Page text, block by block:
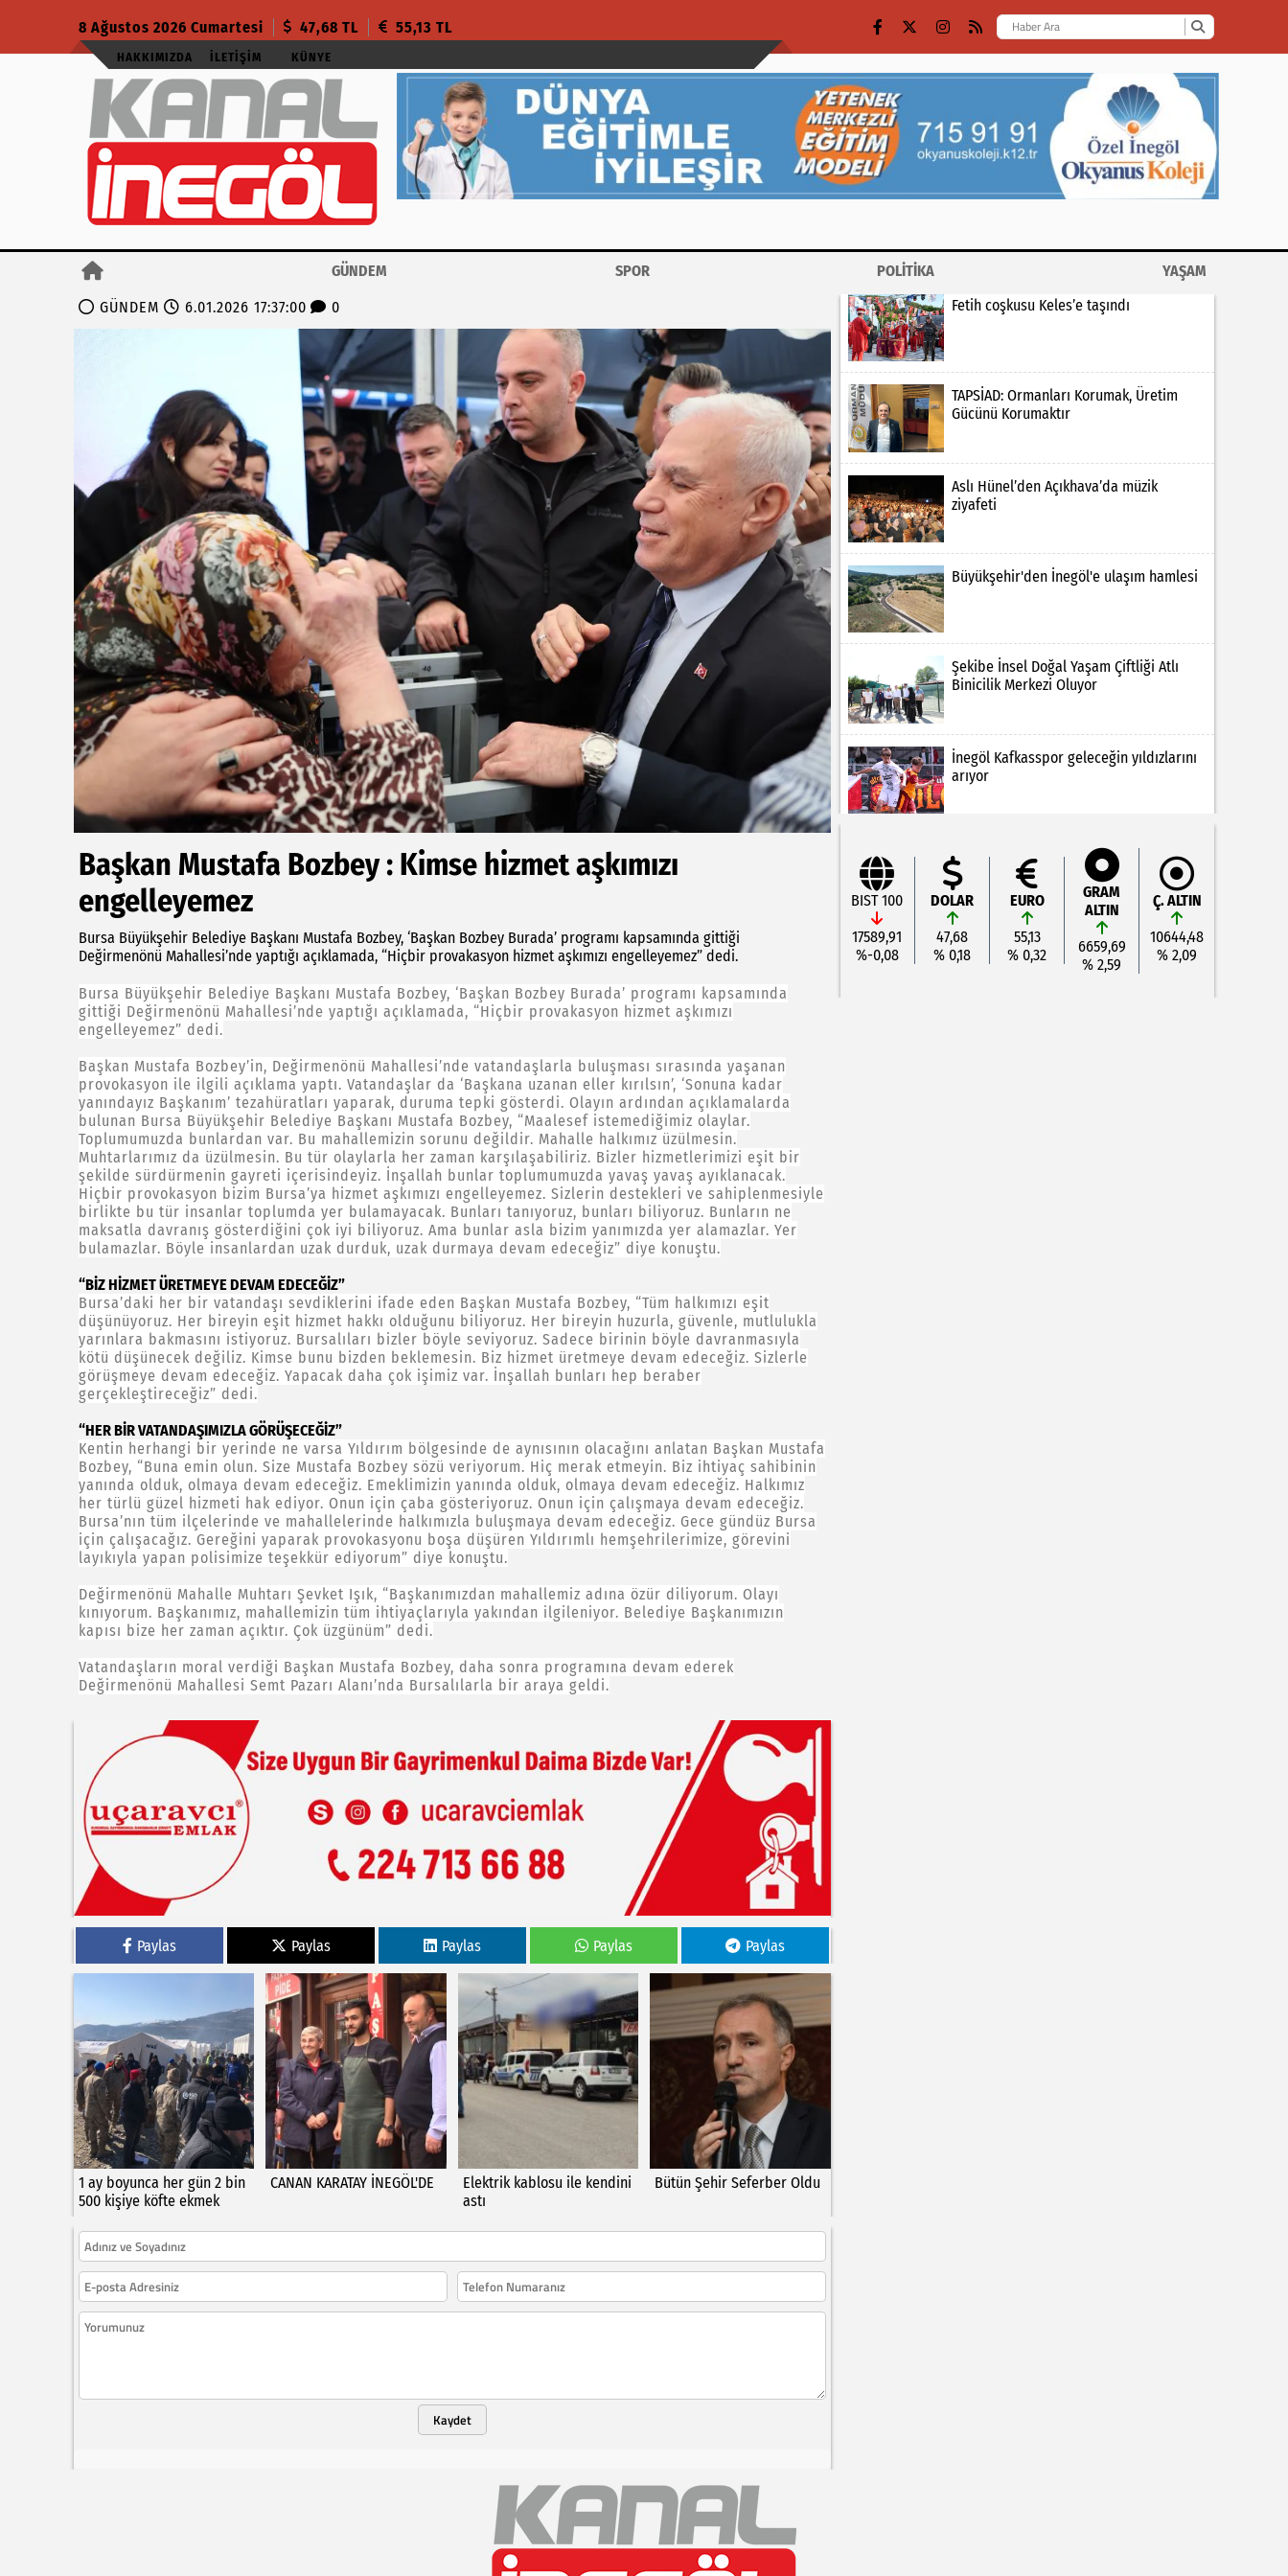
8 Ağustos 2026 Cumartesi 47,68 TL 55,13 TL
HAKKIMIZDA İLETIŞIM KÜNYE
GÜNDEM SPOR POLİTİKA
YAŞAM
GÜNDEM
6.01.2026 17:37:00 0
Başkan Mustafa Bozbey : Kimse hizmet aşkımızı
engelleyemez
Bursa Büyükşehir Belediye Başkanı Mustafa Bozbey, ‘Başkan Bozbey Burada’ programı kapsamında gittiği
Değirmenönü Mahallesi’nde yaptığı açıklamada, “Hiçbir provakasyon hizmet aşkımızı engelleyemez” dedi.
Bursa Büyükşehir Belediye Başkanı Mustafa Bozbey, ‘Başkan Bozbey Burada’ programı kapsamında
gittiği Değirmenönü Mahallesi’nde yaptığı açıklamada, “Hiçbir provakasyon hizmet aşkımızı
engelleyemez” dedi.
Başkan Mustafa Bozbey’in, Değirmenönü Mahallesi’nde vatandaşlarla buluşması sırasında yaşanan
provokasyon ile ilgili açıklama yaptı. Vatandaşlar da ‘Başkana uzanan eller kırılsın’, ‘Sonuna kadar
yanındayız Başkanım’ tezahüratları yaparak, duruma tepki gösterdi. Olayın ardından açıklamalarda
bulunan Bursa Büyükşehir Belediye Başkanı Mustafa Bozbey, “Maalesef istemediğimiz olaylar.
Toplumumuzda bunlardan var. Bu mahallemizin sorunu değildir. Mahalle halkımız üzülmesin.
Muhtarlarımız da üzülmesin. Bu tür olaylarla her zaman karşılaşabiliriz. Bizler hizmetlerimizi eşit bir
şekilde sürdürmenin gayreti içerisindeyiz. İnşallah bunlar toplumumuzda yavaş yavaş ayıklanacak.
Hiçbir provokasyon bizim Bursa’ya hizmet aşkımızı engelleyemez. Sizlerin destekleri ve sahiplenmesiyle
birlikte bu tür insanlar toplumda yer bulamayacak. Bunları tanıyoruz, bunları biliyoruz. Bunların ne
maksatla davranış gösterdiğini çok iyi biliyoruz. Ama bunlar asla bizim yanımızda yer alamazlar. Yer
bulamazlar. Böyle insanlardan uzak durduk, uzak durmaya devam edeceğiz” diye konuştu.
“BİZ HİZMET ÜRETMEYE DEVAM EDECEĞİZ”
Bursa’daki her bir vatandaşı sevdiklerini ifade eden Başkan Mustafa Bozbey, “Tüm halkımızı eşit
düşünüyoruz. Her bireyin eşit hizmet hakkı olduğunu biliyoruz. Her bireyin huzurla, güvenle, mutlulukla
yarınlara bakmasını istiyoruz. Bursalıları bizler böyle seviyoruz. Sadece birinin böyle davranmasıyla
kötü düşünecek değiliz. Kimse bunu bizden beklemesin. Biz hizmet üretmeye devam edeceğiz. Sizlerle
görüşmeye devam edeceğiz. Yapacak daha çok işimiz var. İnşallah bunları hep beraber
gerçekleştireceğiz” dedi.
“HER BİR VATANDAŞIMIZLA GÖRÜŞECEĞİZ”
Kentin herhangi bir yerinde ne varsa Yıldırım bölgesinde de aynısının olacağını anlatan Başkan Mustafa
Bozbey, “Buna emin olun. Size Mustafa Bozbey sözü veriyorum. Hiç merak etmeyin. Biz ihtiyaç sahibinin
yanında olduk, olmaya devam edeceğiz. Emeklimizin yanında olduk, olmaya devam edeceğiz. Halkımız
her türlü güzel hizmeti hak ediyor. Onun için çaba gösteriyoruz. Onun için çalışmaya devam edeceğiz.
Bursa’nın tüm ilçelerinde ve mahallelerinde halkımızla buluşmaya devam edeceğiz. Gece gündüz Bursa
için çalışacağız. Gereğini yaparak provokasyonu boşa düşüren Yıldırımlı hemşehrilerimize, görevini
layıkıyla yapan polisimize teşekkür ediyorum” diye konuştu.
Değirmenönü Mahalle Muhtarı Şevket Işık, “Başkanımızdan mahallemiz adına özür diliyorum. Olayı
kınıyorum. Başkanımız, mahallemizin tüm ihtiyaçlarıyla yakından ilgileniyor. Belediye Başkanımızın
kapısı bize her zaman açıktır. Çok üzgünüm” dedi.
Vatandaşların moral verdiği Başkan Mustafa Bozbey, daha sonra programına devam ederek
Değirmenönü Mahallesi Semt Pazarı Alanı’nda Bursalılarla bir araya geldi.
Paylas Paylas Paylas Paylas Paylas
1 ay boyunca her gün 2 bin
500 kişiye köfte ekmek
CANAN KARATAY İNEGÖL'DE
Elektrik kablosu ile kendini
astı
Bütün Şehir Seferber Oldu
Kaydet
Fetih coşkusu Keles’e taşındı
TAPSİAD: Ormanları Korumak, Üretim
Gücünü Korumaktır
Aslı Hünel’den Açıkhava’da müzik
ziyafeti
Büyükşehir'den İnegöl'e ulaşım hamlesi
Şekibe İnsel Doğal Yaşam Çiftliği Atlı
Binicilik Merkezi Oluyor
İnegöl Kafkasspor geleceğin yıldızlarını
arıyor
BIST 100
17589,91
%-0,08
DOLAR
47,68
% 0,18
EURO
55,13
% 0,32
GRAM
ALTIN
6659,69
% 2,59
Ç. ALTIN
10644,48
% 2,09